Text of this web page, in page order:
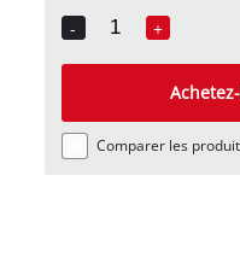
-
Quantity
+
Comparer les